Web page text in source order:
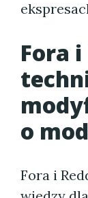
Fora
o
Fora i